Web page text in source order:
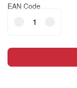
EAN Code
Rückwand,
6